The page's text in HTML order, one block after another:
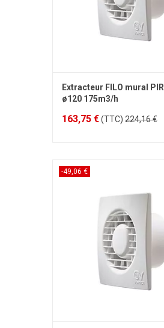
Extracteur FILO mural PIR
ø120 175m3/h
163,75 €(TTC) 224,16 €
-49,06 €